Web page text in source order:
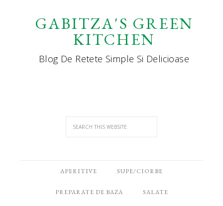
GABITZA'S GREEN
KITCHEN
Blog De Retete Simple Si Delicioase
APERITIVE SUPE/CIORBE
PREPARATE DE BAZA SALATE